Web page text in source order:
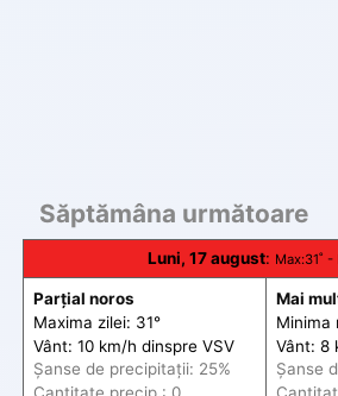
Săptămâna următoare
Luni, 17 august: Max:31˚ -
Parțial noros
Maxima zilei: 31°
Vânt: 10 km/h dinspre VSV
Șanse de precipitații: 25%
Mai
Minima
Vânt: 8
Șanse